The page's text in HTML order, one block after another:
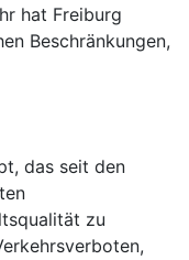
hat Freiburg
Beschränkungen,
das seit den
zu